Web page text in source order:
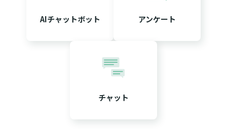
AIチャットボット アンケート
チャット